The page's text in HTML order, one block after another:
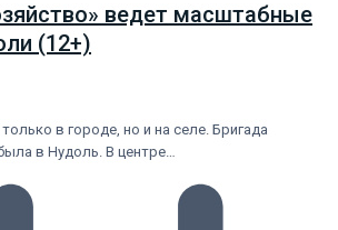
ведет масштабные
(12+)
в городе, но и на селе. Бригада
в Нудоль. В центре…